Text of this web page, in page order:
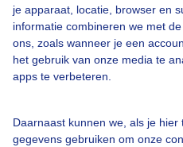
je apparaat, locatie, browser en
informatie combineren we met
ons, zoals wanneer je een
het gebruik van onze media te
apps te verbeteren.
Daarnaast kunnen we, als je
gegevens gebruiken om onze
Bekijk slideshow
Een moment